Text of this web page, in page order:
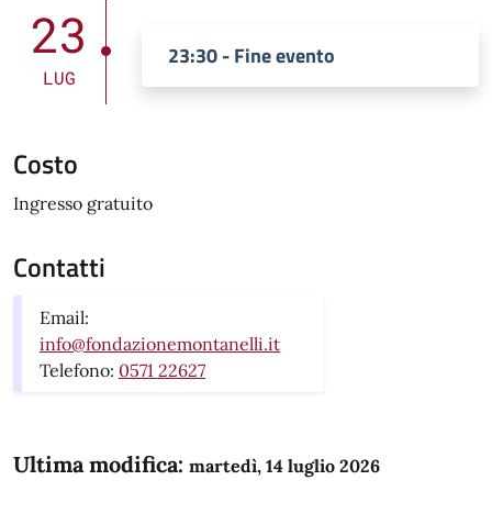
23
LUG
23:30 - Fine evento
Costo
Ingresso gratuito
Contatti
Email:
info@fondazionemontanelli.it
Telefono: 0571 22627
Ultima modifica: martedì, 14 luglio 2026